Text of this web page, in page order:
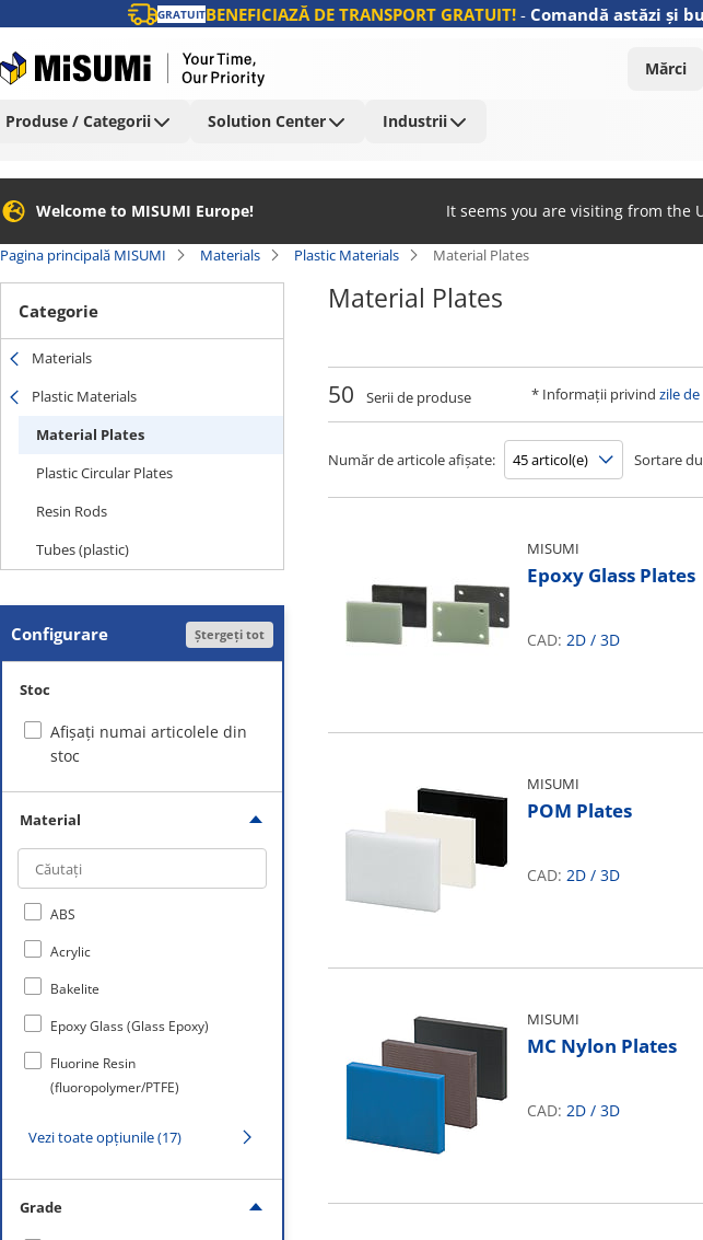
GRATUITBENEFICIAZĂ DE TRANSPORT GRATUIT!- Comandă astăzi și
Mărci
Produse / Categorii Solution Center Industrii
Welcome to MISUMI Europe! It seems you are visiting from the
Pagina principală MISUMI Materials Plastic Materials Material Plates
Categorie
Materials
Plastic Materials
Material Plates
Plastic Circular Plates
Resin Rods
Tubes (plastic)
Configurare Ștergeți tot
Stoc
Afișați numai articolele din
stoc
Material
ABS
Acrylic
Bakelite
Epoxy Glass (Glass Epoxy)
Fluorine Resin
(fluoropolymer/PTFE)
PEEK
Vezi toate opțiunile (17)
Grade
Material Plates
50 Serii de produse * Informații privind zile
Număr de articole afișate: Sortare
MISUMI
Epoxy Glass Plates
CAD: 2D / 3D
MISUMI
POM Plates
CAD: 2D / 3D
MISUMI
MC Nylon Plates
CAD: 2D / 3D